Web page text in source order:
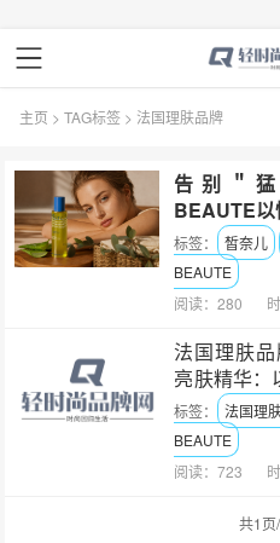
主页 >TAG标签 > 法国理肤品牌
告别＂猛
BEAUTE以
标签： 皙奈儿
BEAUTE
阅读：280
法国理肤
亮肤精华：
持通透细腻
标签： 法国理
BEAUTE
阅读：723
共1页